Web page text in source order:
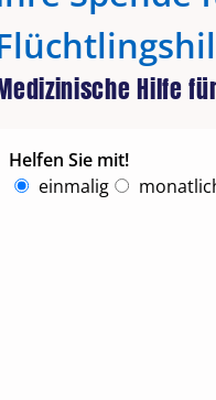
Hilfe
Helfen Sie mit!
Intervall
einmalig